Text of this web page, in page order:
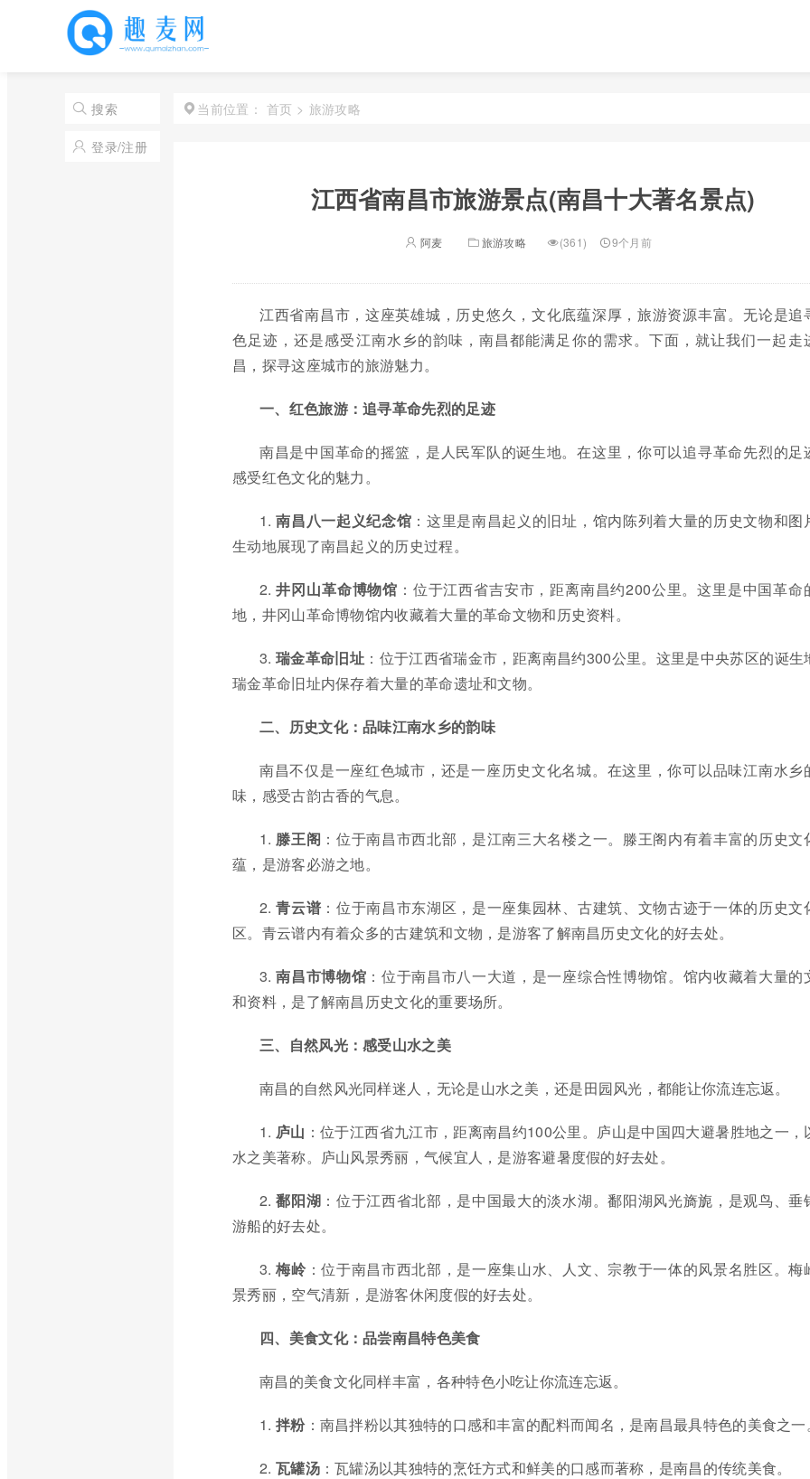
搜索
登录/注册
当前位置： 首页 > 旅游攻略
江西省南昌市旅游景点(南昌十大著名景点)
阿麦 旅游攻略 (361) 9个月前
江西省南昌市，这座英雄城，历史悠久，文化底蕴深厚，旅游资源丰富。无论是追
色足迹，还是感受江南水乡的韵味，南昌都能满足你的需求。下面，就让我们一起走
昌，探寻这座城市的旅游魅力。
一、红色旅游：追寻革命先烈的足迹
南昌是中国革命的摇篮，是人民军队的诞生地。在这里，你可以追寻革命先烈的足
感受红色文化的魅力。
1.南昌八一起义纪念馆 ：这里是南昌起义的旧址，馆内陈列着大量的历史文物和图
生动地展现了南昌起义的历史过程。
2.井冈山革命博物馆 ：位于江西省吉安市，距离南昌约200公里。这里是中国革命
地，井冈山革命博物馆内收藏着大量的革命文物和历史资料。
3. 瑞金革命旧址 ：位于江西省瑞金市，距离南昌约300公里。这里是中央苏区的诞生
瑞金革命旧址内保存着大量的革命遗址和文物。
二、历史文化：品味江南水乡的韵味
南昌不仅是一座红色城市，还是一座历史文化名城。在这里，你可以品味江南水乡
味，感受古韵古香的气息。
1. 滕王阁 ：位于南昌市西北部，是江南三大名楼之一。滕王阁内有着丰富的历史文
蕴，是游客必游之地。
2.青云谱 ：位于南昌市东湖区，是一座集园林、古建筑、文物古迹于一体的历史文
区。青云谱内有着众多的古建筑和文物，是游客了解南昌历史文化的好去处。
3.南昌市博物馆 ：位于南昌市八一大道，是一座综合性博物馆。馆内收藏着大量的
和资料，是了解南昌历史文化的重要场所。
三、自然风光：感受山水之美
南昌的自然风光同样迷人，无论是山水之美，还是田园风光，都能让你流连忘返。
1. 庐山 ：位于江西省九江市，距离南昌约100公里。庐山是中国四大避暑胜地之一，
水之美著称。庐山风景秀丽，气候宜人，是游客避暑度假的好去处。
2.鄱阳湖 ：位于江西省北部，是中国最大的淡水湖。鄱阳湖风光旖旎，是观鸟、垂
游船的好去处。
3.梅岭：位于南昌市西北部，是一座集山水、人文、宗教于一体的风景名胜区。梅
景秀丽，空气清新，是游客休闲度假的好去处。
四、美食文化：品尝南昌特色美食
南昌的美食文化同样丰富，各种特色小吃让你流连忘返。
1. 拌粉：南昌拌粉以其独特的口感和丰富的配料而闻名，是南昌最具特色的美食之一
2. 瓦罐汤：瓦罐汤以其独特的烹饪方式和鲜美的口感而著称，是南昌的传统美食。